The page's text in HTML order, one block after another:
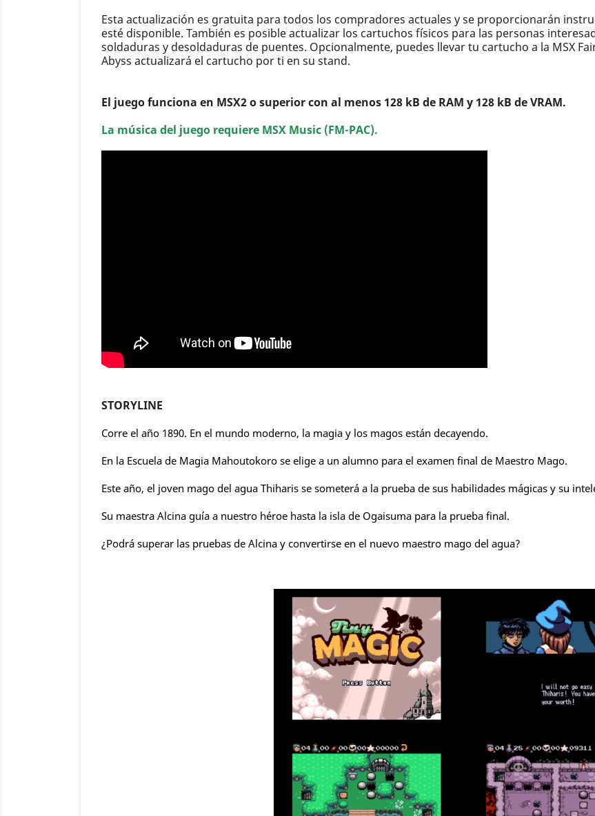
Esta actualización es gratuita para todos los compradores actuales y se proporcionarán
esté disponible. También es posible actualizar los cartuchos físicos para las personas
soldaduras y desoldaduras de puentes. Opcionalmente, puedes llevar tu cartucho a la MSX
Abyss actualizará el cartucho por ti en su stand.
El juego funciona en MSX2 o superior con al menos 128 kB de RAM y 128 kB de VRAM.
La música del juego requiere MSX Music (FM-PAC).
STORYLINE
Corre el año 1890. En el mundo moderno, la magia y los magos están decayendo.
En la Escuela de Magia Mahoutokoro se elige a un alumno para el examen final de Maestro Mago.
Este año, el joven mago del agua Thiharis se someterá a la prueba de sus habilidades mágicas y su
Su maestra Alcina guía a nuestro héroe hasta la isla de Ogaisuma para la prueba final.
¿Podrá superar las pruebas de Alcina y convertirse en el nuevo maestro mago del agua?